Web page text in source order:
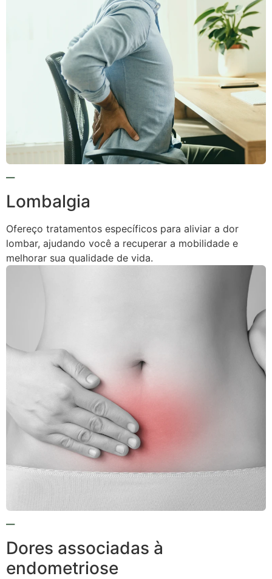
Lombalgia
Ofereço tratamentos específicos para aliviar a dor
lombar, ajudando você a recuperar a mobilidade e
melhorar sua qualidade de vida.
Dores associadas à
endometriose